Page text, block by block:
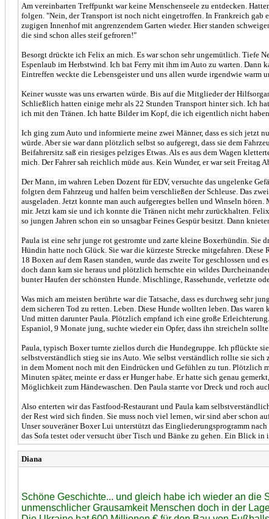
Am vereinbarten Treffpunkt war keine Menschenseele zu entdecken.
folgen. "Nein, der Transport ist noch nicht eingetroffen. In Frankreich gab
zugigen Innenhof mit angrenzendem Garten wieder. Hier standen
die sind schon alles steif gefroren!"
Besorgt drückte ich Felix an mich. Es war schon sehr ungemütlich. Tiefe
Espenlaub im Herbstwind. Ich bat Ferry mit ihm im Auto zu warten. Dann
Eintreffen weckte die Lebensgeister und uns allen wurde irgendwie warm
Keiner wusste was uns erwarten würde. Bis auf die Mitglieder der
Schließlich hatten einige mehr als 22 Stunden Transport hinter sich. Ich
ich mit den Tränen. Ich hatte Bilder im Kopf, die ich eigentlich nicht
Ich ging zum Auto und informierte meine zwei Männer, dass es sich jetzt
würde. Aber sie war dann plötzlich selbst so aufgeregt, dass sie dem
Beifahrersitz saß ein riesiges pelziges Etwas. Als es aus dem Wagen
mich. Der Fahrer sah reichlich müde aus. Kein Wunder, er war seit Freitag
Der Mann, im wahren Leben Dozent für EDV, versuchte das ungelenke
folgten dem Fahrzeug und halfen beim verschließen der Schleuse. Das
ausgeladen. Jetzt konnte man auch aufgeregtes bellen und Winseln
mir. Jetzt kam sie und ich konnte die Tränen nicht mehr zurückhalten.
so jungen Jahren schon ein so unsagbar Feines Gespür besitzt. Dann
Paula ist eine sehr junge rot gestromte und zarte kleine Boxerhündin.
Hündin hatte noch Glück. Sie war die kürzeste Strecke mitgefahren. Diese
18 Boxen auf dem Rasen standen, wurde das zweite Tor geschlossen
doch dann kam sie heraus und plötzlich herrschte ein wildes
bunter Haufen der schönsten Hunde. Mischlinge, Rassehunde, verletzte
Was mich am meisten berührte war die Tatsache, dass es durchweg sehr
dem sicheren Tod zu retten. Leben. Diese Hunde wollten leben. Das
Und mitten darunter Paula. Plötzlich empfand ich eine große
Espaniol, 9 Monate jung, suchte wieder ein Opfer, dass ihn streicheln
Paula, typisch Boxer turnte ziellos durch die Hundegruppe. Ich pflückte
selbstverständlich stieg sie ins Auto. Wie selbst verständlich rollte sie
in dem Moment noch mit den Eindrücken und Gefühlen zu tun. Plötzlich
Minuten später, meinte er dass er Hunger habe. Er hatte sich genau
Möglichkeit zum Händewaschen. Den Paula starrte vor Dreck und roch
Also enterten wir das Fastfood-Restaurant und Paula kam
der Rest wird sich finden. Sie muss noch viel lernen, wir sind aber schon
Unser souveräner Boxer Lui unterstützt das Eingliederungsprogramm
das Sofa testet oder versucht über Tisch und Bänke zu gehen. Ein Blick
Diana
Schöne Geschichte... und gleich habe ich wieder an die
unmenschlicher Grausamkeit Menschen doch in der